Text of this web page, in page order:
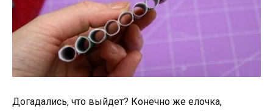
Догадались, что выйдет? Конечно же елочка,